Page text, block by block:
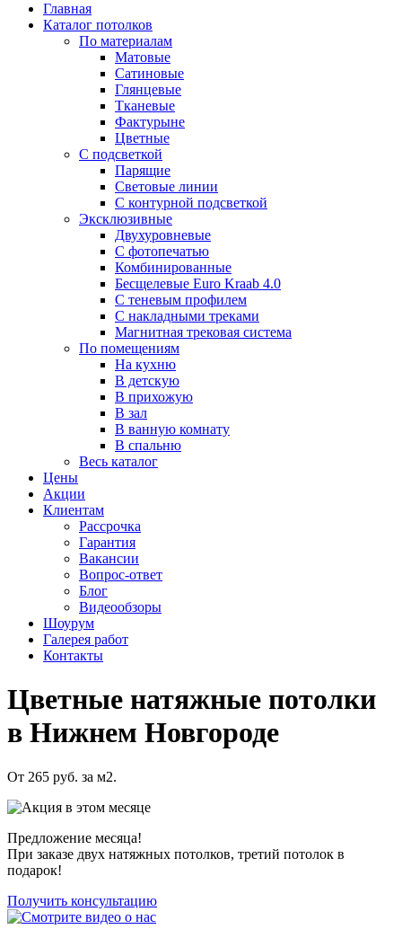
Главная
Каталог потолков
По материалам
Матовые
Сатиновые
Глянцевые
Тканевые
Фактурыне
Цветные
С подсветкой
Парящие
Световые линии
С контурной подсветкой
Эксклюзивные
Двухуровневые
С фотопечатью
Комбинированные
Бесщелевые Euro Kraab 4.0
С теневым профилем
С накладными треками
Магнитная трековая система
По помещениям
На кухню
В детскую
В прихожую
В зал
В ванную комнату
В спальню
Весь каталог
Цены
Акции
Клиентам
Рассрочка
Гарантия
Вакансии
Вопрос-ответ
Блог
Видеообзоры
Шоурум
Галерея работ
Контакты
Цветные натяжные потолки
в Нижнем Новгороде
От 265 руб. за м2.
Предложение месяца!
При заказе двух натяжных потолков, третий потолок в
подарок!
Получить консультацию